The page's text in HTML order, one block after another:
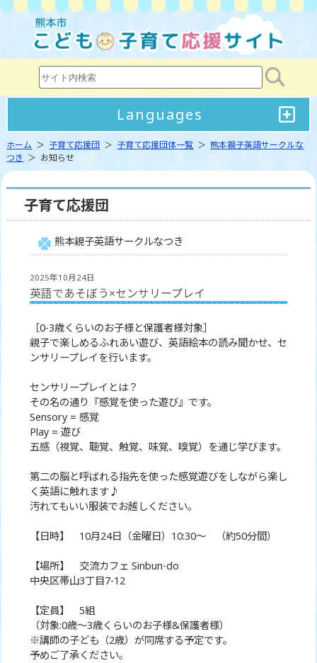
Languages
ホーム ＞ 子育て応援団 ＞ 子育て応援団体一覧 ＞熊本親子英語サークルな
つき ＞ お知らせ
子育て応援団
熊本親子英語サークルなつき
2025年10月24日
英語であそぼう×センサリープレイ
［0-3歳くらいのお子様と保護者様対象］
親子で楽しめるふれあい遊び、英語絵本の読み聞かせ、セ
ンサリープレイを行います。
センサリープレイとは？
その名の通り『感覚を使った遊び』です。
Sensory = 感覚
Play = 遊び
五感（視覚、聴覚、触覚、味覚、嗅覚）を通じ学びます。
第二の脳と呼ばれる指先を使った感覚遊びをしながら楽し
く英語に触れます♪
汚れてもいい服装でお越しください。
【日時】 10月24日（金曜日）10:30〜 （約50分間）
【場所】 交流カフェ Sinbun-do
中央区帯山3丁目7-12
【定員】 5組
（対象:0歳〜3歳くらいのお子様&保護者様）
※講師の子ども（2歳）が同席する予定です。
予めご了承ください。